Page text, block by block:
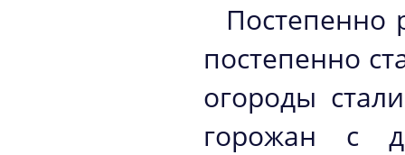
Постепенно
постепенно
огороды
горожан с